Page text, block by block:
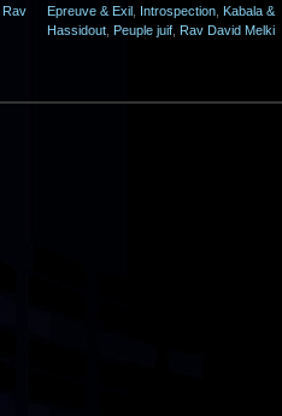
Rav
Epreuve & Exil Introspection Kabala &
Hassidout Peuple juif Rav David Melki